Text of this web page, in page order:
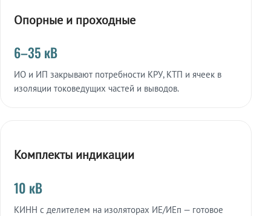
Опорные и проходные
6–35 кВ
ИО и ИП закрывают потребности КРУ, КТП и ячеек в
изоляции токоведущих частей и выводов.
Комплекты индикации
10 кВ
КИНН с делителем на изоляторах ИЕ/ИЕп — готовое